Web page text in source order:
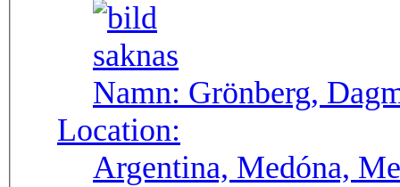
Namn: Grönberg,
Location:
Argentina, Medóna,